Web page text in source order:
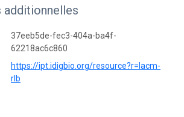
additionnelles
37eeb5de-fec3-404a-ba4f-
62218ac6c860
https://ipt.idigbio.org/resource?r=lacm-
rlb